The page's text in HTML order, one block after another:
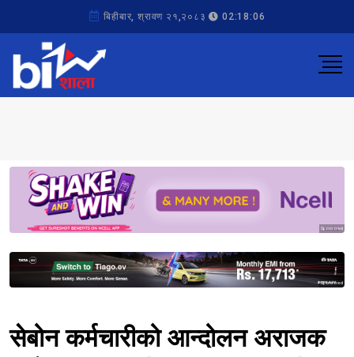
बिहीबार, श्रावण २१,२०८३ 02:18:06
Sponsored
Sponsored
सेबोन कर्मचारीको आन्दोलन अराजक